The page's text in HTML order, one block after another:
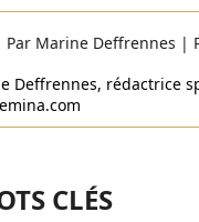
Par Marine Deffrennes |
Deffrennes, rédactrice
CLÉS